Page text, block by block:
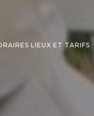
LIEUX ET TARIFS